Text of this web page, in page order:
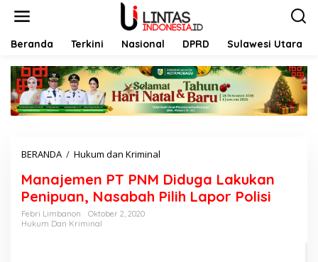
Beranda Terkini Nasional DPRD Sulawesi Utara
BERANDA / Hukum dan Kriminal
n
a
j
Manajemen PT PNM Diduga Lakukan
Penipuan, Nasabah Pilih Lapor Polisi
Febri Limbanon
Oktober 2, 2020
Hukum Dan Kriminal